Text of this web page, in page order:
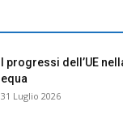
I progressi dell’UE
equa
31 Luglio 2026